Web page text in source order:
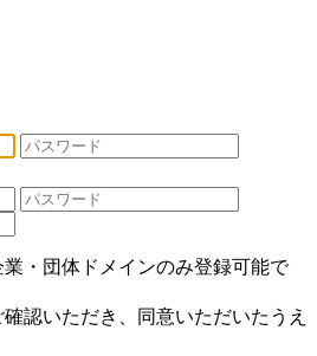
・団体ドメインのみ登録可能で
確認いただき、同意いただいたうえ